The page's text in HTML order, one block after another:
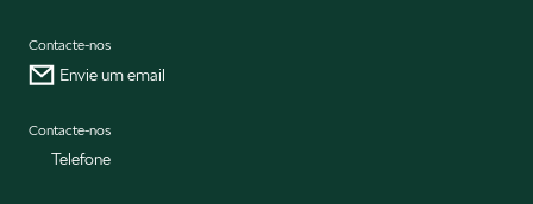
Contacte-nos
Envie um email
Contacte-nos
Telefone